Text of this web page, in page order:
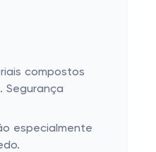
compostos
Segurança
especialmente